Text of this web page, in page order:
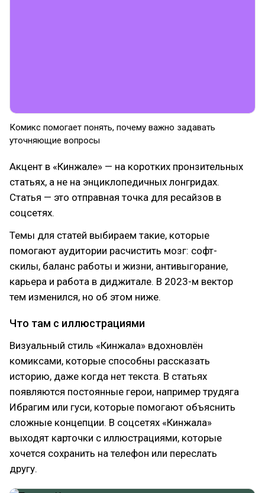
Комикс помогает понять, почему важно задавать
уточняющие вопросы
Акцент в «Кинжале» — на коротких пронзительных
статьях, а не на энциклопедичных лонгридах.
Статья — это отправная точка для ресайзов в
соцсетях.
Темы для статей выбираем такие, которые
помогают аудитории расчистить мозг: софт-
скилы, баланс работы и жизни, антивыгорание,
карьера и работа в диджитале. В 2023-м вектор
тем изменился, но об этом ниже.
Что там с иллюстрациями
Визуальный стиль «Кинжала» вдохновлён
комиксами, которые способны рассказать
историю, даже когда нет текста. В статьях
появляются постоянные герои, например трудяга
Ибрагим или гуси, которые помогают объяснить
сложные концепции. В соцсетях «Кинжала»
выходят карточки с иллюстрациями, которые
хочется сохранить на телефон или переслать
другу.